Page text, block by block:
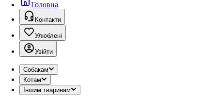
Головна
Контакти
Улюблені
Увійти
Собакам
Котам
Іншим тваринам